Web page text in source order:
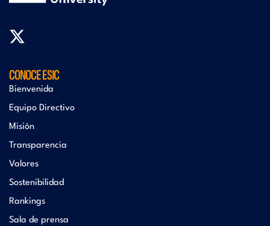
CONOCE ESIC
Bienvenida
Equipo Directivo
Misión
Transparencia
Valores
Sostenibilidad
Rankings
Sala de prensa